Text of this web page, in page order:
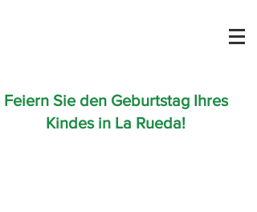
Feiern Sie den Geburtstag Ihres
Kindesin La Rueda!